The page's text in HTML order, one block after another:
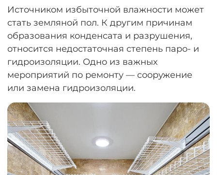
Источником избыточной влажности может
стать земляной пол. К другим причинам
образования конденсата и разрушения,
относится недостаточная степень паро- и
гидроизоляции. Одно из важных
мероприятий по ремонту — сооружение
или замена гидроизоляции.